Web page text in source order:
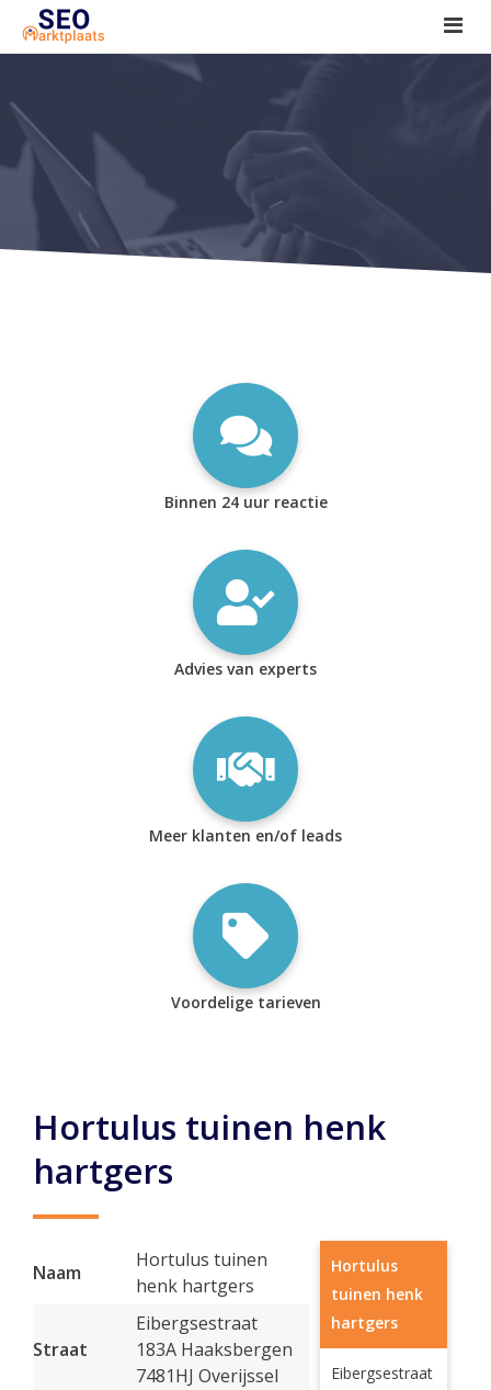
SEO tools reviews
Marketeer bij jou in de buurt?
Offerte
1. Seo voor beginners +
2. Onderzoeken +
Binnen 24 uur reactie
Advies van experts
Meer klanten en/of leads
Voordelige tarieven
Hortulus tuinen henk
hartgers
Naam
Hortulus tuinen
henk hartgers
Straat
Eibergsestraat
183A Haaksbergen
7481HJ Overijssel
Hortulus
tuinen henk
hartgers
Eibergsestraat